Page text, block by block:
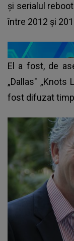
şi serialul
între 2012 şi
El a fost, de
„Dallas" „Knots
fost difuzat timp